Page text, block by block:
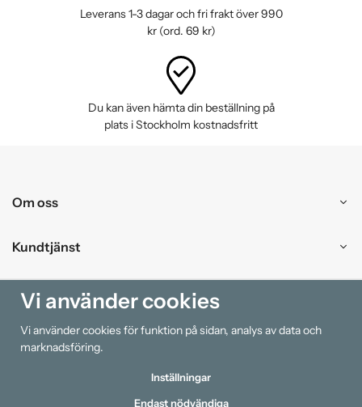
Leverans 1-3 dagar och fri frakt över 990
kr (ord. 69 kr)
Du kan även hämta din beställning på
plats i Stockholm kostnadsfritt
Om oss
Kundtjänst
Handla
Information
Vi använder cookies
Vi använder cookies för funktion på sidan, analys av data och
marknadsföring.
Inställningar
Endast nödvändiga